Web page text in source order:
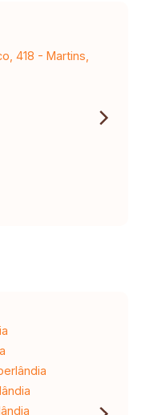
418 - Martins,